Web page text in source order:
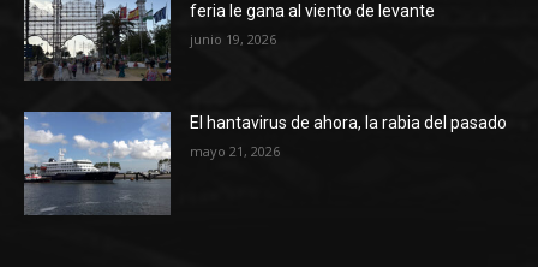
feria le gana al viento de levante
junio 19, 2026
El hantavirus de ahora, la rabia del pasado
mayo 21, 2026